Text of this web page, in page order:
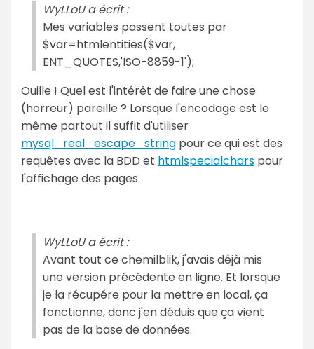
WyLLoU a écrit :
Mes variables passent toutes par
$var=htmlentities($var,
ENT_QUOTES,'ISO-8859-1');
Ouille ! Quel est l'intérêt de faire une chose
(horreur) pareille ? Lorsque l'encodage est le
même partout il suffit d'utiliser
mysql_real_escape_string pour ce qui est des
requêtes avec la BDD et htmlspecialchars pour
l'affichage des pages.
WyLLoU a écrit :
Avant tout ce chemilblik, j'avais déjà mis
une version précédente en ligne. Et lorsque
je la récupére pour la mettre en local, ça
fonctionne, donc j'en déduis que ça vient
pas de la base de données.